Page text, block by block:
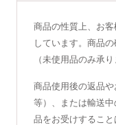
商品の性質上、お
しています。商品
（未使用品のみ承り
商品使用後の返品
等）、または輸送
品をお受けすること